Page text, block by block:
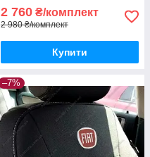
2 760 ₴/комплект
2 980 ₴/комплект
Купити
–7%